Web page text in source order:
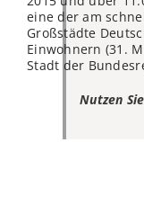
eine der am
Großstädte
Einwohnern (31.
Stadt der
Nutzen